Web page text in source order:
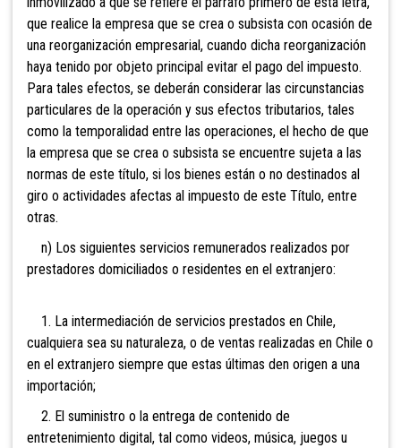
que realice la empresa que se crea o subsista con ocasión de
una reorganización empresarial, cuando dicha reorganización
haya tenido por objeto principal evitar el pago del impuesto.
Para tales efectos, se deberán considerar las circunstancias
particulares de la operación y sus efectos tributarios, tales
como la temporalidad entre las operaciones, el hecho de que
la empresa que se crea o subsista se encuentre sujeta a las
normas de este título, si los bienes están o no destinados al
giro o actividades afectas al impuesto de este Título, entre
otras.
n) Los siguientes servicios remunerados realizados por
prestadores domiciliados o residentes en el extranjero:
1. La intermediación de servicios prestados en Chile,
cualquiera sea su naturaleza, o de ventas realizadas en Chile o
en el extranjero siempre que estas últimas den origen a una
importación;
2. El suministro o la entrega de contenido de
entretenimiento digital, tal como videos, música, juegos u